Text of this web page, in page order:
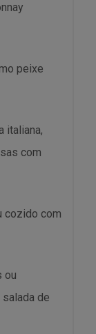
peixe
italiana,
com
cozido com
ou
de